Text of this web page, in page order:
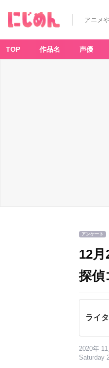
アニメ
TOP 作品名 声優
アンケート
12
探偵
ライ
2020年 11
Saturday